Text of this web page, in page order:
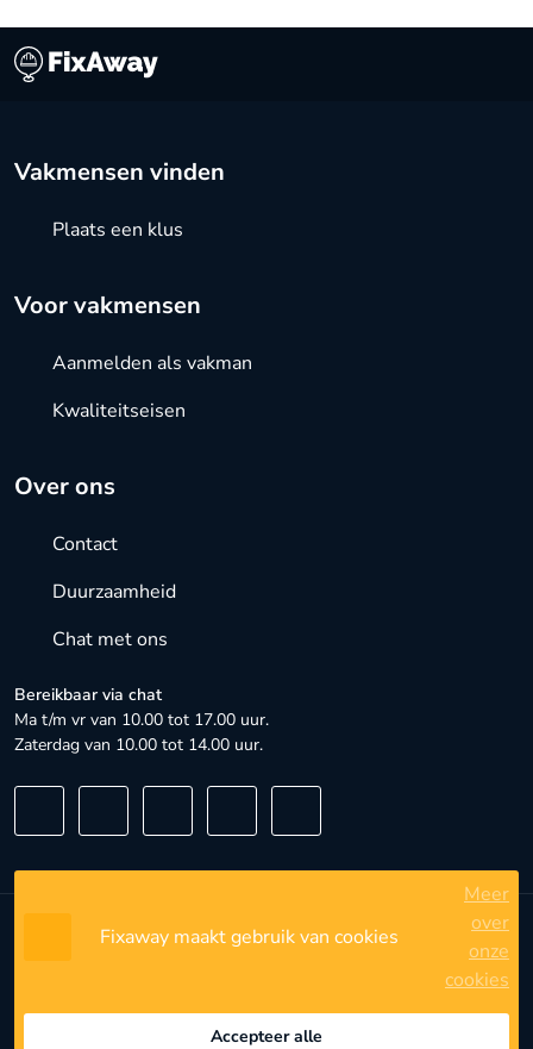
Over ons
Contact
Duurzaamheid
Chat met ons
Bereikbaar via chat
Ma t/m vr van 10.00 tot 17.00 uur.
Zaterdag van 10.00 tot 14.00 uur.
Vakmensen vinden
Plaats een klus
Voor vakmensen
Aanmelden als vakman
Kwaliteitseisen
Algemene voorwaarden
Privacyinstellingen
Fixaway maakt gebruik van cookies
Meer
over
onze
cookies
Accepteer alle